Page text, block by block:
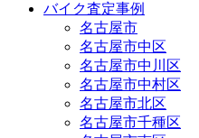
バイク査定事例
名古屋市
名古屋市中区
名古屋市中川区
名古屋市中村区
名古屋市北区
名古屋市千種区